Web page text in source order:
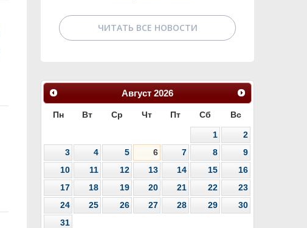
ЧИТАТЬ ВСЕ НОВОСТИ
Август 2026
Пн Вт Ср Чт Пт Сб Вс
1
2
3
4 5 6 7 8
9
10
11 12 13 14 15
16
17
18 19 20 21 22
23
24
25 26 27 28 29
30
31